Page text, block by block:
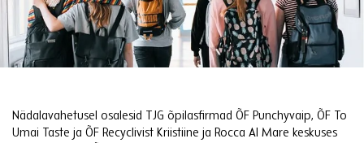
Nädalavahetusel osalesid TJG õpilasfirmad ÕF Punchyvaip, ÕF To
Umai Taste ja ÕF Recyclivist Kriistiine ja Rocca Al Mare keskuses